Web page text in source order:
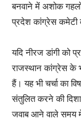
बनवाने में अशोक
प्रदेश कांग्रेस कमेटी
यदि नीरज डांगी को
राजस्थान कांग्रेस के
हैं। यह भी चर्चा का
संतुलित करने की
जवाब आने वाले समय